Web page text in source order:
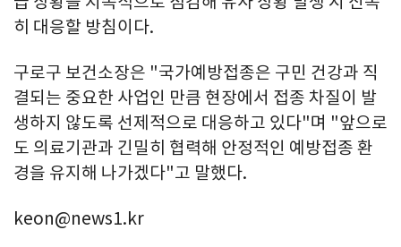
히 대응할 방침이다.
구로구 보건소장은 "국가예방접종은 구민 건강과 직
결되는 중요한 사업인 만큼 현장에서 접종 차질이 발
생하지 않도록 선제적으로 대응하고 있다"며 "앞으로
도 의료기관과 긴밀히 협력해 안정적인 예방접종 환
경을 유지해 나가겠다"고 말했다.
keon@news1.kr